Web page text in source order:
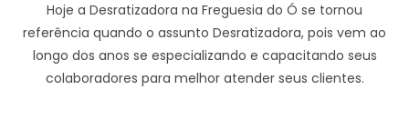
Hoje a Desratizadora na Freguesia do Ó se tornou
referência quando o assunto Desratizadora, pois vem ao
longo dos anos se especializando e capacitando seus
colaboradores para melhor atender seus clientes.